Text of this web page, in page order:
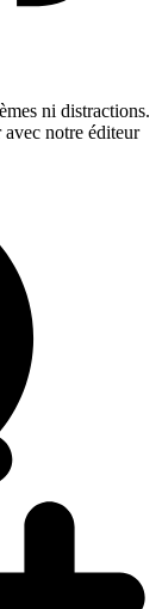
ni distractions.
notre éditeur